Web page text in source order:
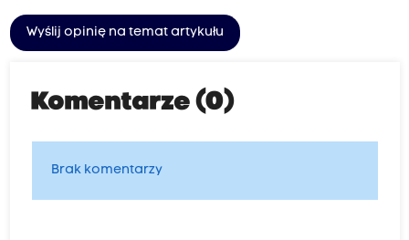
Wyślij opinię na temat artykułu
Komentarze (0)
Brak komentarzy